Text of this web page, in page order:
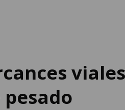
viales